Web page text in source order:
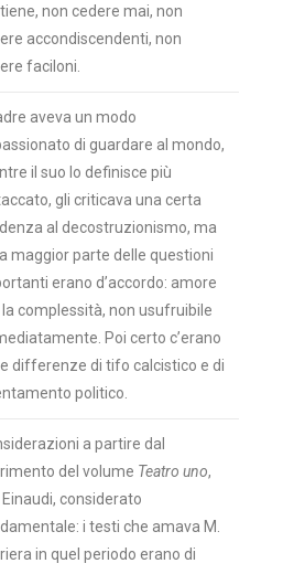
non cedere mai, non
accondiscendenti, non
faciloni.
aveva un modo
di guardare al mondo,
il suo lo definisce più
gli criticava una certa
al decostruzionismo, ma
maggior parte delle questioni
erano d’accordo: amore
complessità, non usufruibile
Poi certo c’erano
differenze di tifo calcistico e di
politico.
a partire dal
del volume Teatro uno,
considerato
i testi che amava M.
in quel periodo erano di